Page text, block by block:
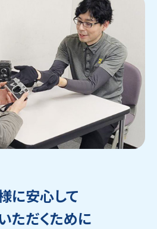
に安心して
ただくために